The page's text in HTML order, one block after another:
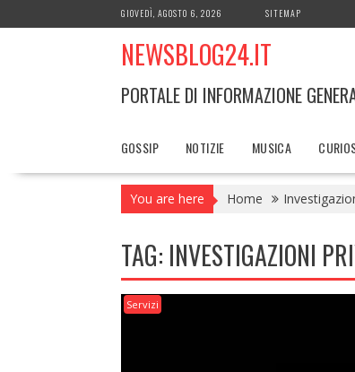
to
GIOVEDÌ, AGOSTO 6, 2026 SITEMAP
NEWSBLOG24.IT
PORTALE DI INFORMAZIONE
GOSSIP NOTIZIE MUSICA
You are here Home
TAG: INVESTIGAZIONI
Servizi